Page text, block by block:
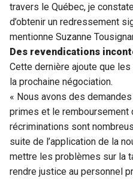
travers le Québec, je
d’obtenir un redressement
mentionne Suzanne
Des revendications
Cette dernière ajoute que
la prochaine négociation.
« Nous avons des
primes et le
récriminations sont
suite de l’application de la
mettre les problèmes sur la
rendre justice au personnel